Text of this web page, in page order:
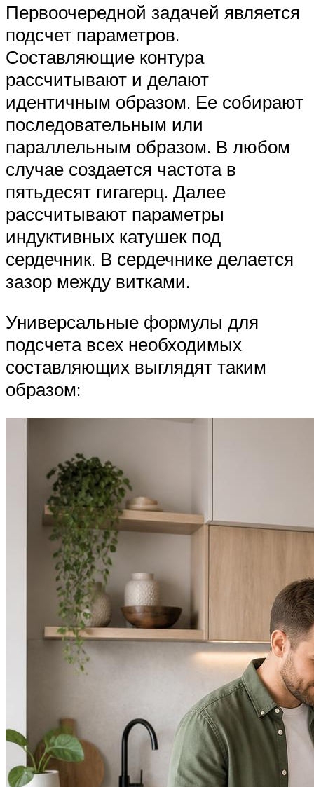
Первоочередной задачей является
подсчет параметров.
Составляющие контура
рассчитывают и делают
идентичным образом. Ее собирают
последовательным или
параллельным образом. В любом
случае создается частота в
пятьдесят гигагерц. Далее
рассчитывают параметры
индуктивных катушек под
сердечник. В сердечнике делается
зазор между витками.
Универсальные формулы для
подсчета всех необходимых
составляющих выглядят таким
образом: